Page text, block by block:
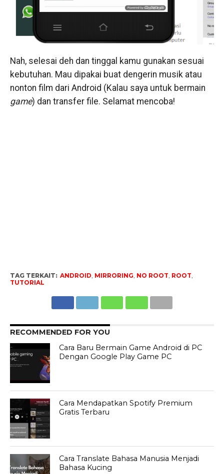
Nah, selesai deh dan tinggal kamu gunakan sesuai
kebutuhan. Mau dipakai buat dengerin musik atau
nonton film dari Android (Kalau saya untuk bermain
game) dan transfer file. Selamat mencoba!
TAG TERKAIT: ANDROID, MIRRORING, NO ROOT, ROOT,
TUTORIAL
RECOMMENDED FOR YOU
Cara Baru Bermain Game Android di PC
Dengan Google Play Game PC
Cara Mendapatkan Spotify Premium
Gratis Terbaru
Cara Translate Bahasa Manusia Menjadi
Bahasa Kucing